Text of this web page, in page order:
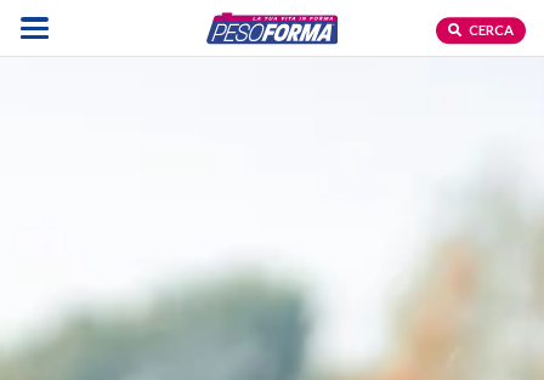
CERCA